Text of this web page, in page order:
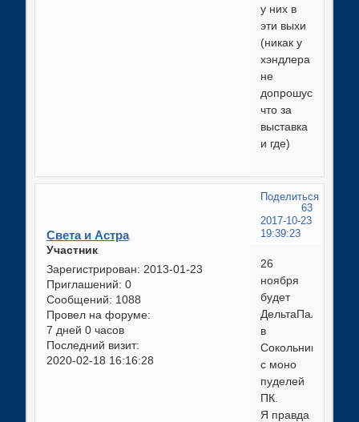
у них в
эти выхи
(никак у
хэндлера
не
допрошусь
что за
выставка
и где)
Поделиться
63
2017-10-23
19:39:23
Света и Астра
Участник
Зарегистрирован: 2013-01-23
Приглашений: 0
Сообщений: 1088
Провел на форуме:
7 дней 0 часов
Последний визит:
2020-02-18 16:16:28
26
ноября
будет
ДельтаПал
в
Сокольниках
с моно
пуделей
ПК.
Я правда